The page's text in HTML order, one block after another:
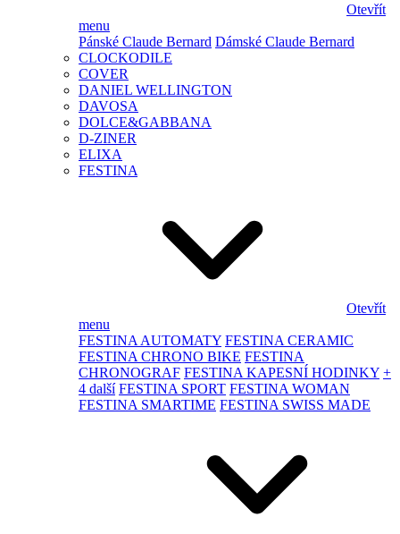
Otevřít
menu
Pánské Claude Bernard Dámské Claude Bernard
CLOCKODILE
COVER
DANIEL WELLINGTON
DAVOSA
DOLCE&GABBANA
D-ZINER
ELIXA
FESTINA
Otevřít
menu
FESTINA AUTOMATY FESTINA CERAMIC
FESTINA CHRONO BIKE FESTINA
CHRONOGRAF FESTINA KAPESNÍ HODINKY +
4 další FESTINA SPORT FESTINA WOMAN
FESTINA SMARTIME FESTINA SWISS MADE